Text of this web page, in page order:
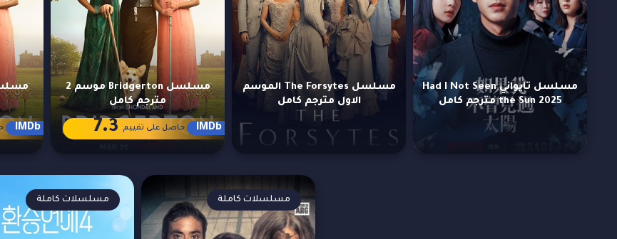
مسلسل تايواني Had I Not Seen
the Sun 2025 مترجم كامل
مسلسل The Forsytes الموسم
الاول مترجم كامل
مسلسل Bridgerton موسم 2
مترجم كامل
IMDb حاصل على تقييم 7.3
IMDb
مسلسلات كاملة مسلسلات كاملة